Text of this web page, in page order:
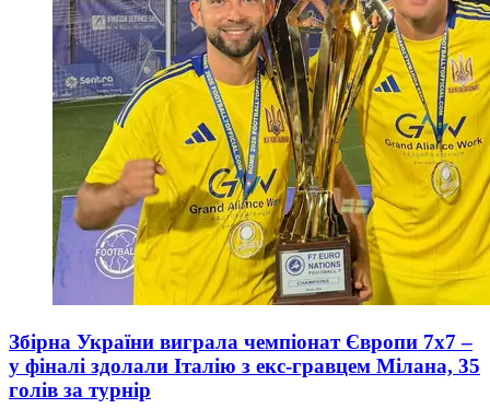
Збірна України виграла чемпіонат Європи 7x7 –
у фіналі здолали Італію з екс-гравцем Мілана, 35
голів за турнір